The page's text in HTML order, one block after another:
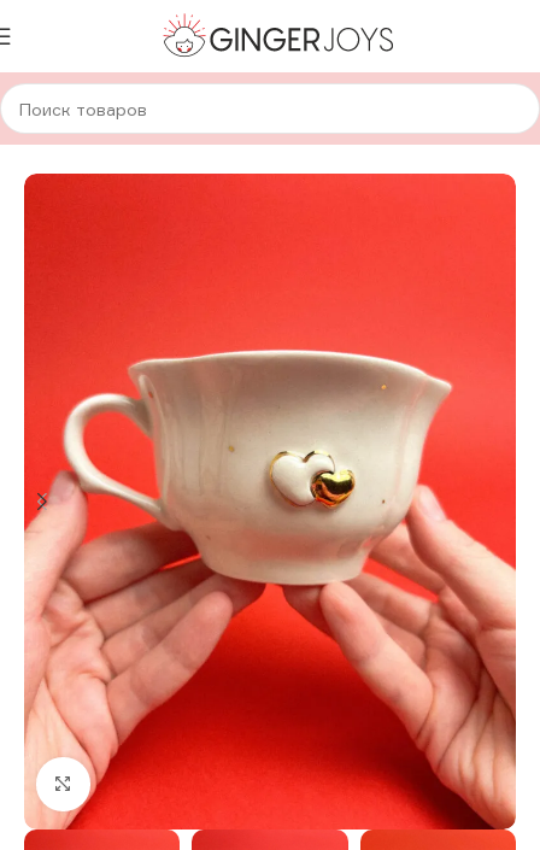
Главная Для дома и уюта Посуда Авторская керамика
Нажмите, чтобы увеличить изображение